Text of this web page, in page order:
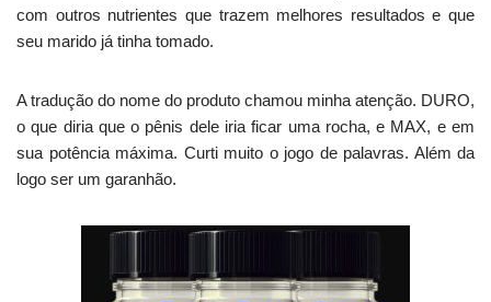
com outros nutrientes que trazem melhores resultados e que
seu marido já tinha tomado.
A tradução do nome do produto chamou minha atenção. DURO,
o que diria que o pênis dele iria ficar uma rocha, e MAX, e em
sua potência máxima. Curti muito o jogo de palavras. Além da
logo ser um garanhão.